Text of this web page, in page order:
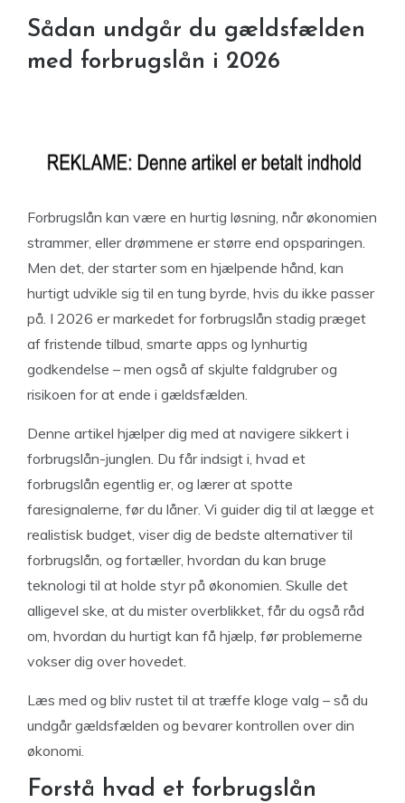
Sådan undgår du gældsfælden
med forbrugslån i 2026
Forbrugslån kan være en hurtig løsning, når økonomien
strammer, eller drømmene er større end opsparingen.
Men det, der starter som en hjælpende hånd, kan
hurtigt udvikle sig til en tung byrde, hvis du ikke passer
på. I 2026 er markedet for forbrugslån stadig præget
af fristende tilbud, smarte apps og lynhurtig
godkendelse – men også af skjulte faldgruber og
risikoen for at ende i gældsfælden.
Denne artikel hjælper dig med at navigere sikkert i
forbrugslån-junglen. Du får indsigt i, hvad et
forbrugslån egentlig er, og lærer at spotte
faresignalerne, før du låner. Vi guider dig til at lægge et
realistisk budget, viser dig de bedste alternativer til
forbrugslån, og fortæller, hvordan du kan bruge
teknologi til at holde styr på økonomien. Skulle det
alligevel ske, at du mister overblikket, får du også råd
om, hvordan du hurtigt kan få hjælp, før problemerne
vokser dig over hovedet.
Læs med og bliv rustet til at træffe kloge valg – så du
undgår gældsfælden og bevarer kontrollen over din
økonomi.
Forstå hvad et forbrugslån